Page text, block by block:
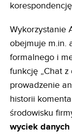
Wykorzystanie
obejmuje m.in.
formalnego i
funkcję „Chat z
prowadzenie
historii
środowisku
wyciek